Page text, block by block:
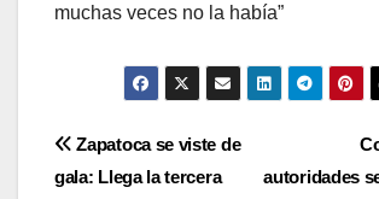
muchas veces no la había”
Navegación
autoridades
Zapatoca se viste de
gala: Llega la tercera